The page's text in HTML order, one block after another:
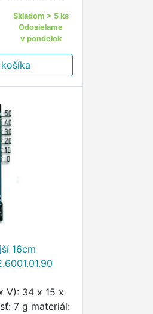
Skladom > 5 ks
Odosielame
v pondelok
16cm
V): 34 x 15 x
7 g materiál: